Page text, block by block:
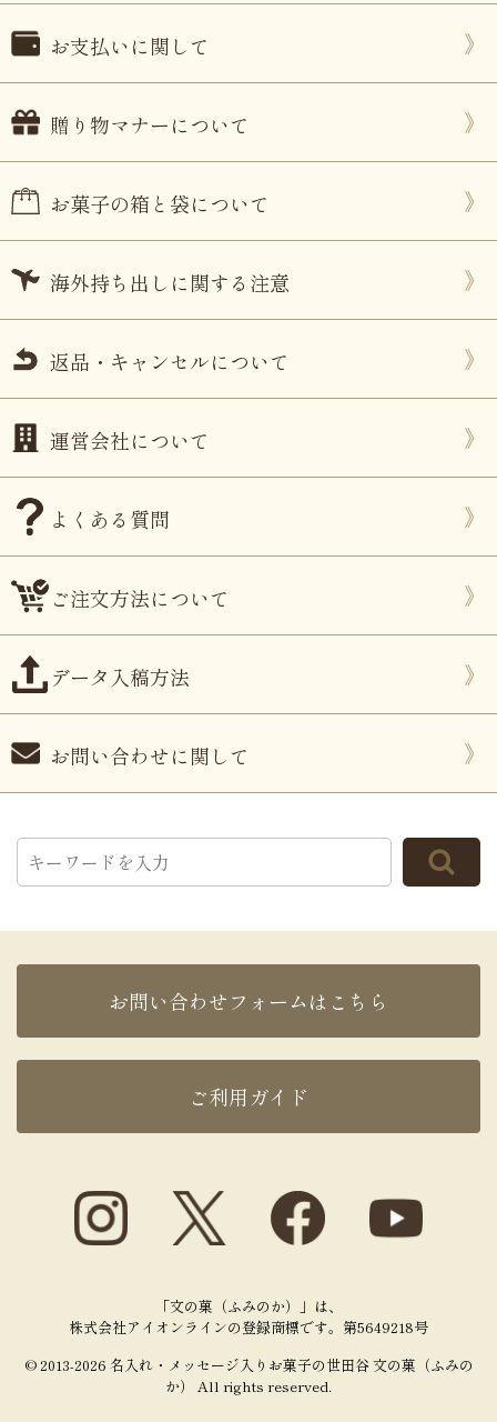
お支払いに関して
贈り物マナーについて
お菓子の箱と袋について
海外持ち出しに関する注意
返品・キャンセルについて
運営会社について
よくある質問
ご注文方法について
データ入稿方法
お問い合わせに関して
お問い合わせフォームはこちら
ご利用ガイド
「文の菓（ふみのか）」は、
株式会社アイオンラインの登録商標です。第5649218号
© 2013-2026 名入れ・メッセージ入りお菓子の世田谷 文の菓（ふみの
か） All rights reserved.